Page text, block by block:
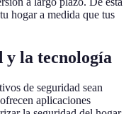
hogar a medida que tus
y la tecnología
de seguridad sean
aplicaciones